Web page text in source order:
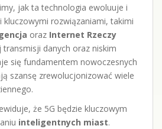
jak ta technologia ewoluuje i
kluczowymi rozwiązaniami, takimi
oraz Internet Rzeczy
transmisji danych oraz niskim
się fundamentem nowoczesnych
szansę zrewolucjonizować wiele
że 5G będzie kluczowym
inteligentnych miast.